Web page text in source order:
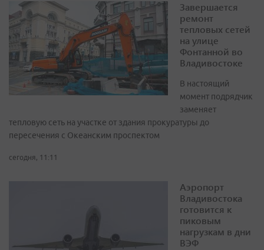
Завершается
ремонт
тепловых сетей
на улице
Фонтанной во
Владивостоке
В настоящий
момент подрядчик
заменяет
тепловую сеть на участке от здания прокуратуры до
пересечения с Океанским проспектом
сегодня, 11:11
Аэропорт
Владивостока
готовится к
пиковым
нагрузкам в дни
ВЭФ